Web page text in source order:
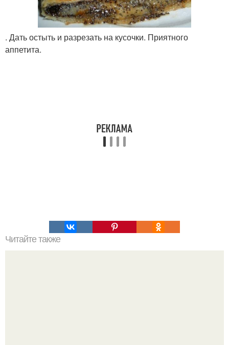
. Дать остыть и разрезать на кусочки. Приятного
аппетита.
Читайте также